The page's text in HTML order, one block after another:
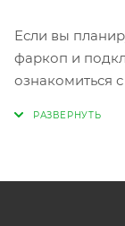
Если вы
фаркоп и
ознакомиться с